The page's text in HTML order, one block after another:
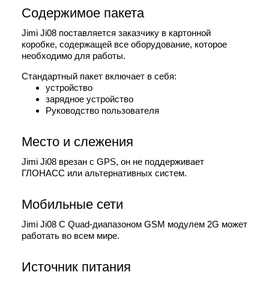
Содержимое пакета
Jimi Ji08 поставляется заказчику в картонной
коробке, содержащей все оборудование, которое
необходимо для работы.
Стандартный пакет включает в себя:
устройство
зарядное устройство
Руководство пользователя
Место и слежения
Jimi Ji08 врезан с GPS, он не поддерживает
ГЛОНАСС или альтернативных систем.
Мобильные сети
Jimi Ji08 С Quad-диапазоном GSM модулем 2G может
работать во всем мире.
Источник питания